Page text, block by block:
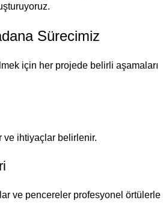
Sürecimiz
için her projede belirli aşamaları
ve ihtiyaçlar belirlenir.
ve pencereler profesyonel örtülerle